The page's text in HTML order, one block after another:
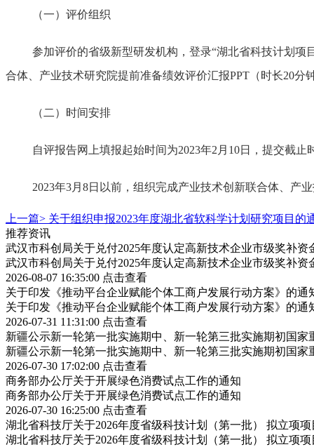
（一）评价组织
参加评价的省级新型研发机构 ， 登录“湖北省科技计划项
合体、产业技术研究院提前准备绩效评价汇报PPT（时长20分
（二）时间安排
自评报告网上填报起始时间为2023年2月10日， 提交截止
2023年3月8日以前，组织完成产业技术创新联合体、产
上一篇> 关于组织申报2023年度湖北省软科学计划研究项目的
推荐资讯
武汉市科创局关于兑付2025年度认定高新技术企业市级奖补资
武汉市科创局关于兑付2025年度认定高新技术企业市级奖补资
2026-08-07 16:35:00 点击查看
关于印发《推动平台企业赋能个体工商户发展行动方案》的通
关于印发《推动平台企业赋能个体工商户发展行动方案》的通
2026-07-31 11:31:00 点击查看
新疆公示新一轮第一批实施期中、新一轮第三批实施期初国家
新疆公示新一轮第一批实施期中、新一轮第三批实施期初国家
2026-07-30 17:02:00 点击查看
商务部办公厅关于开展绿色消费试点工作的通知
商务部办公厅关于开展绿色消费试点工作的通知
2026-07-30 16:25:00 点击查看
湖北省科技厅关于2026年度省级科技计划（第一批） 拟立项
湖北省科技厅关于2026年度省级科技计划（第一批） 拟立项